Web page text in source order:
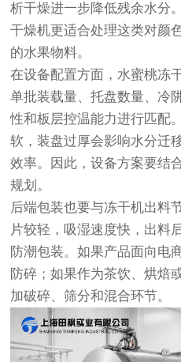
析干燥进一步降低残余水分
干燥机更适合处理这类对颜
的水果物料。
在设备配置方面，水蜜桃冻
单批装载量、托盘数量、冷
性和板层控温能力进行匹配
软，装盘过厚会影响水分迁
效率。因此，设备方案要结
规划。
后端包装也要与冻干机出料
片较轻，吸湿速度快，出料
防潮包装。如果产品面向电
防碎；如果作为茶饮、烘焙
加破碎、筛分和混合环节。